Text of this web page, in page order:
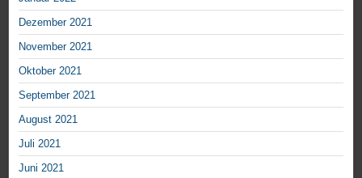
Dezember 2021
November 2021
Oktober 2021
September 2021
August 2021
Juli 2021
Juni 2021